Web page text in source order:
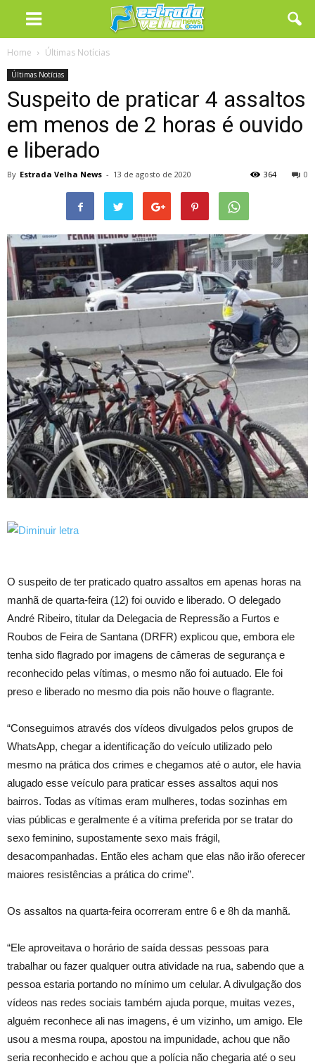
Home Últimas Notícias
Últimas Notícias
Suspeito de praticar 4 assaltos
em menos de 2 horas é ouvido
e liberado
By Estrada Velha News - 13 de agosto de 2020 0
364
O suspeito de ter praticado quatro assaltos em apenas horas na
manhã de quarta-feira (12) foi ouvido e liberado. O delegado
André Ribeiro, titular da Delegacia de Repressão a Furtos e
Roubos de Feira de Santana (DRFR) explicou que, embora ele
tenha sido flagrado por imagens de câmeras de segurança e
reconhecido pelas vítimas, o mesmo não foi autuado. Ele foi
preso e liberado no mesmo dia pois não houve o flagrante.
“Conseguimos através dos vídeos divulgados pelos grupos de
WhatsApp, chegar a identificação do veículo utilizado pelo
mesmo na prática dos crimes e chegamos até o autor, ele havia
alugado esse veículo para praticar esses assaltos aqui nos
bairros. Todas as vítimas eram mulheres, todas sozinhas em
vias públicas e geralmente é a vítima preferida por se tratar do
sexo feminino, supostamente sexo mais frágil,
desacompanhadas. Então eles acham que elas não irão oferecer
maiores resistências a prática do crime”.
Os assaltos na quarta-feira ocorreram entre 6 e 8h da manhã.
“Ele aproveitava o horário de saída dessas pessoas para
trabalhar ou fazer qualquer outra atividade na rua, sabendo que a
pessoa estaria portando no mínimo um celular. A divulgação dos
vídeos nas redes sociais também ajuda porque, muitas vezes,
alguém reconhece ali nas imagens, é um vizinho, um amigo. Ele
usou a mesma roupa, apostou na impunidade, achou que não
seria reconhecido e achou que a polícia não chegaria até o seu